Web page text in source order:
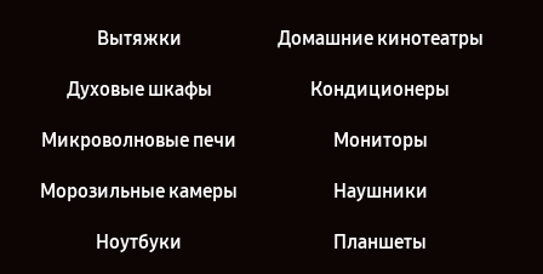
Вытяжки Домашние кинотеатры
Духовые шкафы Кондиционеры
Микроволновые печи Мониторы
Морозильные камеры Наушники
Ноутбуки Планшеты